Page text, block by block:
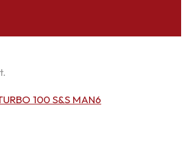
100 S&S MAN6